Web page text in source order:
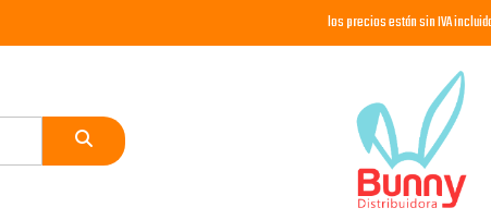
los precios están sin IVA